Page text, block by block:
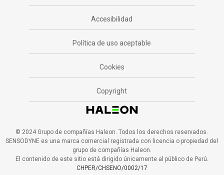
Accesibilidad
Política de uso aceptable
Cookies
Copyright
© 2024 Grupo de compañías Haleon. Todos los derechos reservados.
SENSODYNE es una marca comercial registrada con licencia o propiedad del
grupo de compañías Haleon.
El contenido de este sitio está dirigido únicamente al público de Perú.
CHPER/CHSENO/0002/17